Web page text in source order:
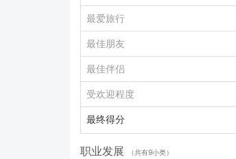
最爱旅行
最佳朋友
最佳伴侣
受欢迎程度
最终得分
职业发展 （共有9小类）